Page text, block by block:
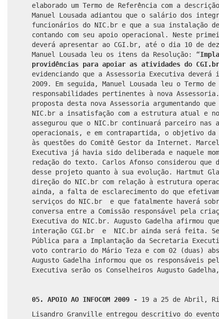
elaborado um Termo de Referência com a
Manuel Lousada adiantou que o salário dos
funcionários do NIC.br e que a sua instalação
contando com seu apoio operacional. Neste
deverá apresentar ao CGI.br, até o dia 10 de
Manuel Lousada leu os itens da Resolução: “
providências para apoiar as atividades do
evidenciando que a Assessoria Executiva
2009. Em seguida, Manuel Lousada leu o Termo
responsabilidades pertinentes à nova
proposta desta nova Assessoria argumentando
NIC.br a insatisfação com a estrutura atual e
assegurou que o NIC.br continuará parceiro
operacionais, e em contrapartida, o objetivo
às questões do Comitê Gestor da Internet.
Executiva já havia sido deliberada e naquele
redação do texto. Carlos Afonso considerou que
desse projeto quanto à sua evolução. Hartmut
direção do NIC.br com relação à estrutura
ainda, a falta de esclarecimento do que
serviços do NIC.br e que fatalmente haverá
conversa entre a Comissão responsável pela
Executiva do NIC.br.
Augusto Gadelha afirmou
interação CGI.br e NIC.br ainda será feita.
Pública para a Implantação da Secretaria
voto contrario do Mário Teza e com 02 (duas)
Augusto Gadelha informou que os responsáveis
Executiva serão os Conselheiros Augusto
05. APOIO AO INFOCOM 2009 -
19 a 25 de Abril,
Lisandro Granville entregou descritivo do